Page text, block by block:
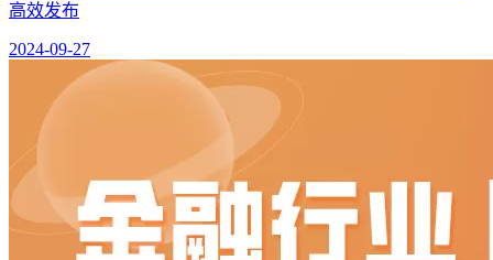
高效发布
2024-09-27